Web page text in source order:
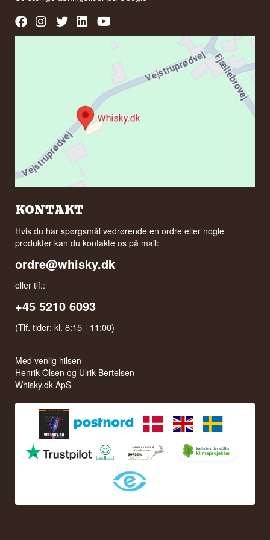
KONTAKT
Hvis du har spørgsmål vedrørende en ordre eller nogle
produkter kan du kontakte os på mail:
ordre@whisky.dk
eller tlf.:
+45 5210 6093
(Tlf. tider: kl. 8:15 - 11:00)
Med venlig hilsen
Henrik Olsen og Ulrik Bertelsen
Whisky.dk ApS